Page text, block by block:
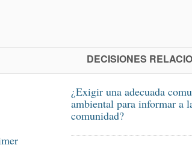
DECISIONES
¿Exigir una adecuada
ambiental para informar a
comunidad?